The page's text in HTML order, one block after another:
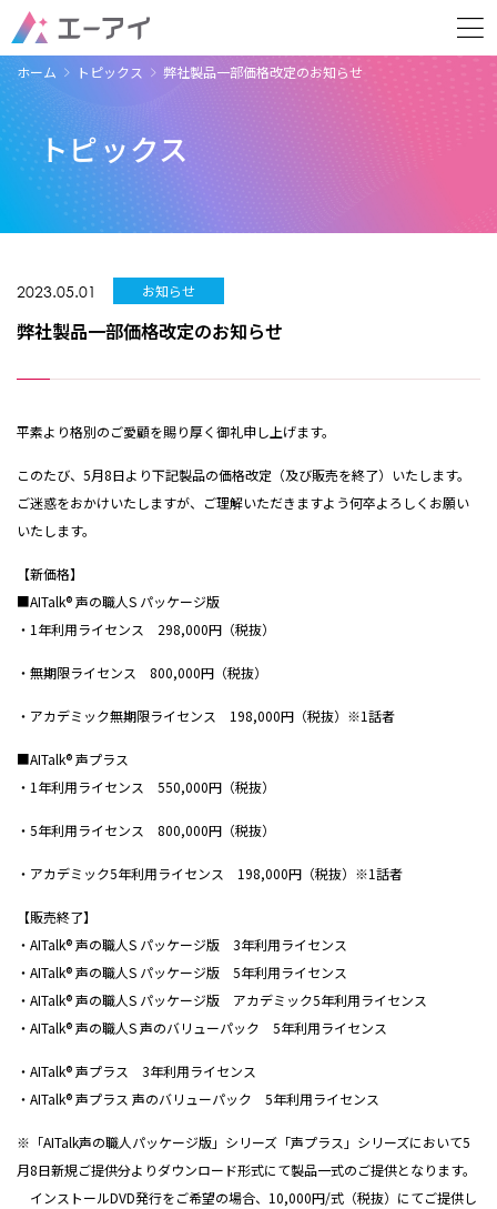
ホーム トピックス 弊社製品一部価格改定のお知らせ
トピックス
2023.05.01 お知らせ
弊社製品一部価格改定のお知らせ
平素より格別のご愛顧を賜り厚く御礼申し上げます。
このたび、5月8日より下記製品の価格改定（及び販売を終了）いたします。
ご迷惑をおかけいたしますが、ご理解いただきますよう何卒よろしくお願い
いたします。
【新価格】
■AITalk® 声の職人S パッケージ版
・1年利用ライセンス 298,000円（税抜）
・無期限ライセンス 800,000円（税抜）
・アカデミック無期限ライセンス 198,000円（税抜）※1話者
■AITalk® 声プラス
・1年利用ライセンス 550,000円（税抜）
・5年利用ライセンス 800,000円（税抜）
・アカデミック5年利用ライセンス 198,000円（税抜）※1話者
【販売終了】
・AITalk® 声の職人S パッケージ版 3年利用ライセンス
・AITalk® 声の職人S パッケージ版 5年利用ライセンス
・AITalk® 声の職人S パッケージ版 アカデミック5年利用ライセンス
・AITalk® 声の職人S 声のバリューパック 5年利用ライセンス
・AITalk® 声プラス 3年利用ライセンス
・AITalk® 声プラス 声のバリューパック 5年利用ライセンス
※「AITalk声の職人パッケージ版」シリーズ「声プラス」シリーズにおいて5
月8日新規ご提供分よりダウンロード形式にて製品一式のご提供となります。
インストールDVD発行をご希望の場合、10,000円/式（税抜）にてご提供し